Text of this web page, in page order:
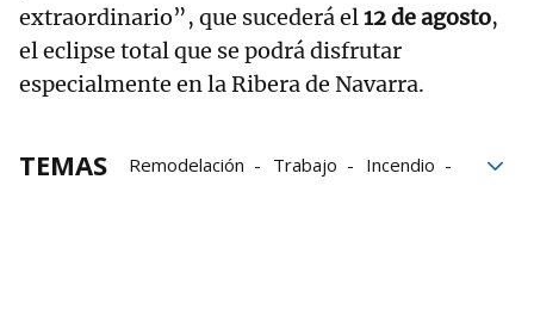
extraordinario”, que sucederá el12 de agosto,
el eclipse total que se podrá disfrutar
especialmente en la Ribera de Navarra.
TEMAS Remodelación Trabajo
Incendio